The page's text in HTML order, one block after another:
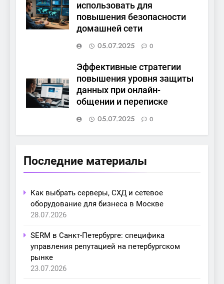
использовать для
повышения безопасности
домашней сети
05.07.2025
0
Эффективные стратегии
повышения уровня защиты
данных при онлайн-
общении и переписке
05.07.2025
0
Последние материалы
Как выбрать серверы, СХД и сетевое
оборудование для бизнеса в Москве
28.07.2026
SERM в Санкт-Петербурге: специфика
управления репутацией на петербургском
рынке
23.07.2026